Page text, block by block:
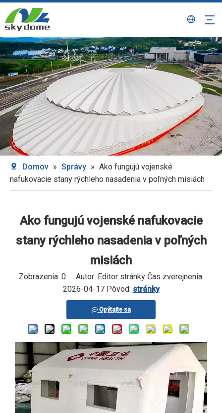
Domov » Správy » Ako fungujú vojenské
nafukovacie stany rýchleho nasadenia v poľných misiách
Ako fungujú vojenské nafukovacie
stany rýchleho nasadenia v poľných
misiách
Zobrazenia: 0Autor: Editor stránky Čas zverejnenia:
2026-04-17 Pôvod: stránky
Opýtajte sa